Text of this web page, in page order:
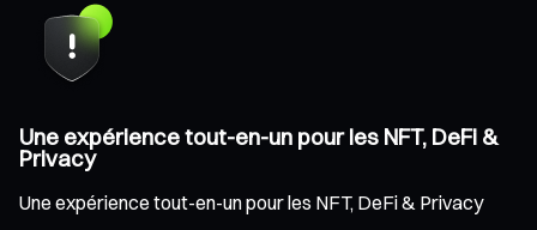
Une expérience tout-en-un pour les NFT, DeFi &
Privacy
Une expérience tout-en-un pour les NFT, DeFi & Privacy